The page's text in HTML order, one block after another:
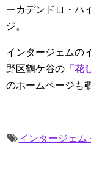
ーカデンドロ・ハ
ジ。
インタージェムの
野区鶴ケ谷の 「花
のホームページも
インタージェム